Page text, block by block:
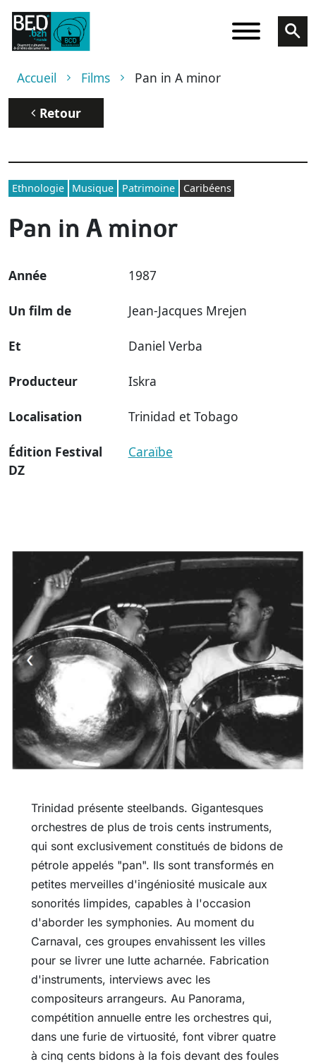
Aller au contenu principal
Fil d'Ariane
Accueil Films Pan in A minor
Retour
Ethnologie Musique Patrimoine Caribéens
Pan in A minor
Année 1987
Un film de Jean-Jacques Mrejen
Et Daniel Verba
Producteur Iskra
Localisation Trinidad et Tobago
Édition Festival
DZ
Caraïbe
Trinidad présente steelbands. Gigantesques
orchestres de plus de trois cents instruments,
qui sont exclusivement constitués de bidons de
pétrole appelés "pan". Ils sont transformés en
petites merveilles d'ingéniosité musicale aux
sonorités limpides, capables à l'occasion
d'aborder les symphonies. Au moment du
Carnaval, ces groupes envahissent les villes
pour se livrer une lutte acharnée. Fabrication
d'instruments, interviews avec les
compositeurs arrangeurs. Au Panorama,
compétition annuelle entre les orchestres qui,
dans une furie de virtuosité, font vibrer quatre
à cinq cents bidons à la fois devant des foules